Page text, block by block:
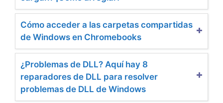
Cómo acceder a las carpetas compartidas
de Windows en Chromebooks
¿Problemas de DLL? Aquí hay 8
reparadores de DLL para resolver
problemas de DLL de Windows